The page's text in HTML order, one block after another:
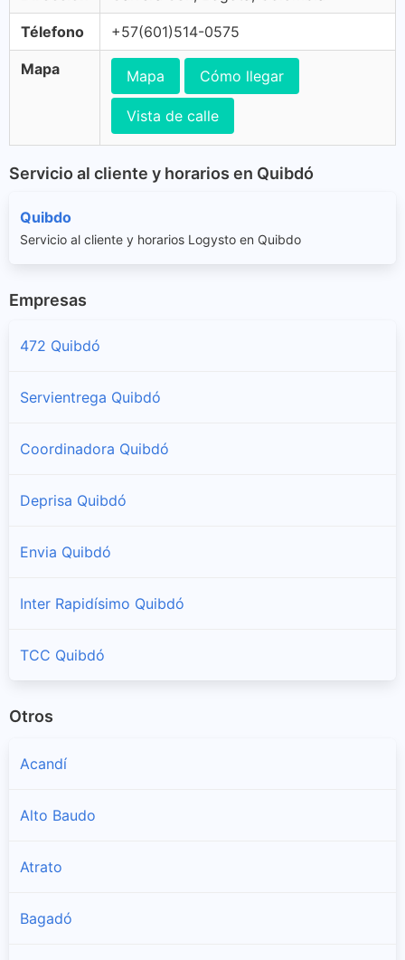
Télefono +57(601)514-0575
Mapa Mapa Cómo llegar
Vista de calle
Servicio al cliente y horarios en Quibdó
Quibdo
Servicio al cliente y horarios Logysto en Quibdo
Empresas
472 Quibdó
Servientrega Quibdó
Coordinadora Quibdó
Deprisa Quibdó
Envia Quibdó
Inter Rapidísimo Quibdó
TCC Quibdó
Otros
Acandí
Alto Baudo
Atrato
Bagadó